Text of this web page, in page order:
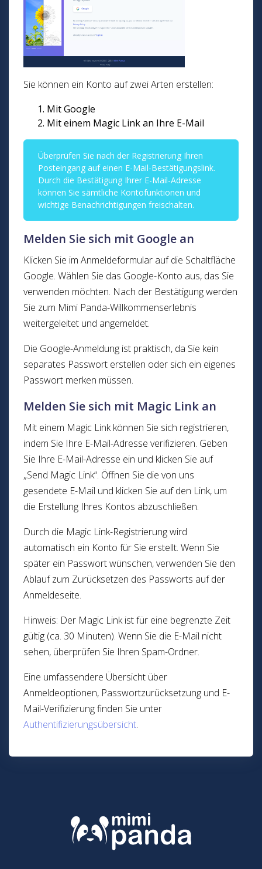
Sie können ein Konto auf zwei Arten erstellen:
Mit Google
Mit einem Magic Link an Ihre E-Mail
Überprüfen Sie nach der Registrierung Ihren
Posteingang auf einen E-Mail-Bestätigungslink.
Durch die Bestätigung Ihrer E-Mail-Adresse
können Sie sämtliche Kontofunktionen und
wichtige Benachrichtigungen freischalten.
Melden Sie sich mit Google an
Klicken Sie im Anmeldeformular auf die Schaltfläche
Google. Wählen Sie das Google-Konto aus, das Sie
verwenden möchten. Nach der Bestätigung werden
Sie zum Mimi Panda-Willkommenserlebnis
weitergeleitet und angemeldet.
Die Google-Anmeldung ist praktisch, da Sie kein
separates Passwort erstellen oder sich ein eigenes
Passwort merken müssen.
Melden Sie sich mit Magic Link an
Mit einem Magic Link können Sie sich registrieren,
indem Sie Ihre E-Mail-Adresse verifizieren. Geben
Sie Ihre E-Mail-Adresse ein und klicken Sie auf
„Send Magic Link“. Öffnen Sie die von uns
gesendete E-Mail und klicken Sie auf den Link, um
die Erstellung Ihres Kontos abzuschließen.
Durch die Magic Link-Registrierung wird
automatisch ein Konto für Sie erstellt. Wenn Sie
später ein Passwort wünschen, verwenden Sie den
Ablauf zum Zurücksetzen des Passworts auf der
Anmeldeseite.
Hinweis: Der Magic Link ist für eine begrenzte Zeit
gültig (ca. 30 Minuten). Wenn Sie die E-Mail nicht
sehen, überprüfen Sie Ihren Spam-Ordner.
Eine umfassendere Übersicht über
Anmeldeoptionen, Passwortzurücksetzung und E-
Mail-Verifizierung finden Sie unter
Authentifizierungsübersicht.